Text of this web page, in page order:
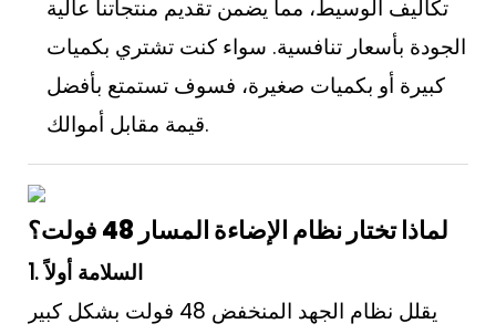
تكاليف الوسيط، مما يضمن تقديم منتجاتنا عالية
الجودة بأسعار تنافسية. سواء كنت تشتري بكميات
كبيرة أو بكميات صغيرة، فسوف تستمتع بأفضل
قيمة مقابل أموالك.
لماذا تختار نظام الإضاءة المسار 48 فولت؟
1. السلامة أولاً
يقلل نظام الجهد المنخفض 48 فولت بشكل كبير